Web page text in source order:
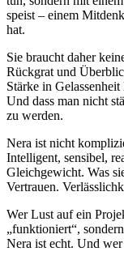
speist – einem
hat.
Sie braucht daher
Rückgrat und
Stärke in
Und dass man nicht
zu werden.
Nera ist nicht
Intelligent, sensibel,
Gleichgewicht. Was
Vertrauen.
Wer Lust auf ein
„funktioniert“,
Nera ist echt. Und